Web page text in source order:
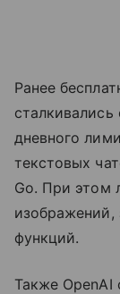
Ранее
дневного
текстовых
Go. При этом
изображений,
функций.
Также